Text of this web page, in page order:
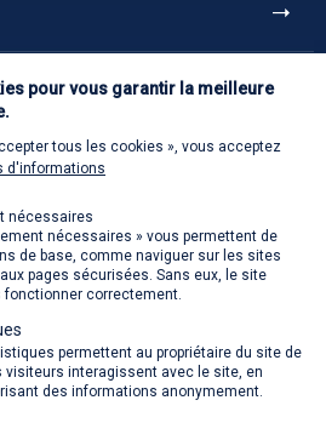
quand vous voulez
pour vous garantir la meilleure
tous les cookies », vous acceptez
d'informations
nécessaires
nécessaires » vous permettent de
de base, comme naviguer sur les sites
pages sécurisées. Sans eux, le site
fonctionner correctement.
permettent au propriétaire du site de
visiteurs interagissent avec le site, en
des informations anonymement.